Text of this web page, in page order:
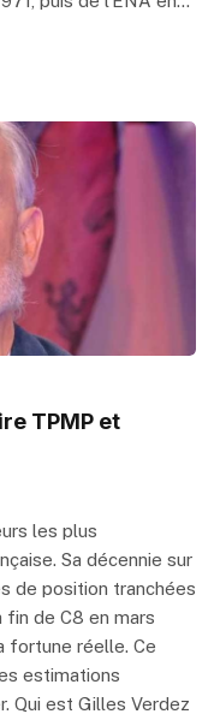
TPMP et
les plus
Sa décennie sur
de position tranchées
de C8 en mars
fortune réelle. Ce
estimations
Qui est Gilles Verdez